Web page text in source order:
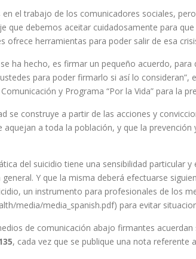
el trabajo de los comunicadores sociales,
que debemos aceitar cuidadosamente para
ofrece herramientas para poder salir de esa
ha hecho, es firmar un pequeño acuerdo,
para poder firmarlo si así lo
y Programa “Por la Vida” para la
se construye a partir de las acciones y
a toda la población, y que la
del suicidio tiene una sensibilidad
Y que la misma deberá efectuarse
un instrumento para profesionales de los
media/media_spanish.pdf) para evitar
de comunicación abajo firmantes
, cada vez que se publique una nota referente